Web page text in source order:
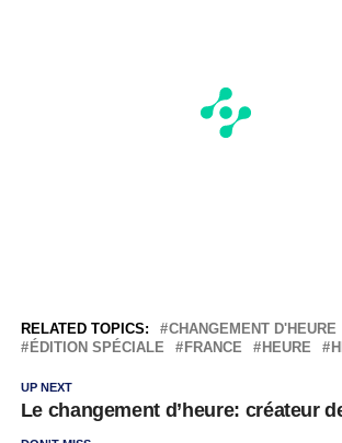
RELATED TOPICS: CHANGEMENT D'HEURE
ÉDITION SPÉCIALE
FRANCE HEURE
UP NEXT
Le changement d’heure: créateur